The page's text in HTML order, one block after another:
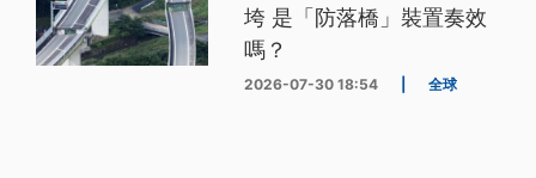
垮 是「防落橋」裝置奏效
嗎？
2026-07-30 18:54 全球